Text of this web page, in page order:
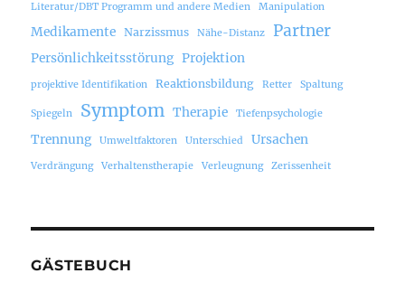
Literatur/DBT Programm und andere Medien Manipulation
Medikamente Narzissmus Nähe-Distanz Partner
Persönlichkeitsstörung Projektion
projektive Identifikation Reaktionsbildung Retter Spaltung
Spiegeln Symptom Therapie Tiefenpsychologie
Trennung Umweltfaktoren Unterschied Ursachen
Verdrängung Verhaltenstherapie Verleugnung Zerissenheit
GÄSTEBUCH